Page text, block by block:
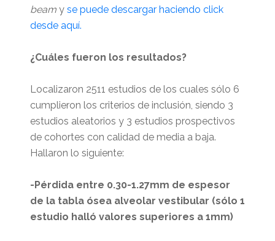
beamy se puede descargar haciendo click
desde aquí.
¿Cuáles fueron los resultados?
Localizaron 2511 estudios de los cuales sólo 6
cumplieron los criterios de inclusión, siendo 3
estudios aleatorios y 3 estudios prospectivos
de cohortes con calidad de media a baja.
Hallaron lo siguiente:
-Pérdida entre 0.30-1.27mm de espesor
de la tabla ósea alveolar vestibular (sólo 1
estudio halló valores superiores a 1mm)